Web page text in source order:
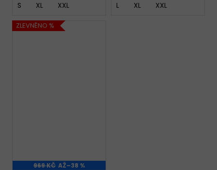
S XL XXL L XL XXL
ZLEVNĚNO %
969 KČ AŽ–38 %